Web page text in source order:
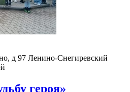
д 97 Ленино-Снегиревский
героя»